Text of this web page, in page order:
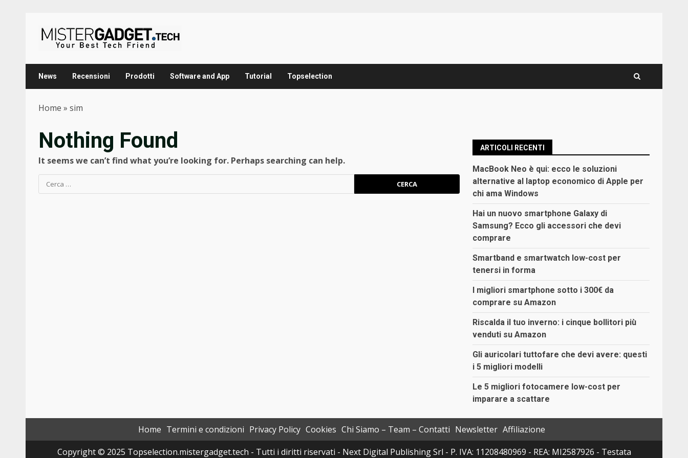
content
News Recensioni Prodotti Software and App Tutorial Topselection
Home » sim
Nothing Found
It seems we can’t find what you’re looking for. Perhaps searching can help.
Ricerca
per:
ARTICOLI RECENTI
MacBook Neo è qui: ecco le soluzioni
alternative al laptop economico di Apple per
chi ama Windows
Hai un nuovo smartphone Galaxy di
Samsung? Ecco gli accessori che devi
comprare
Smartband e smartwatch low-cost per
tenersi in forma
I migliori smartphone sotto i 300€ da
comprare su Amazon
Riscalda il tuo inverno: i cinque bollitori più
venduti su Amazon
Gli auricolari tuttofare che devi avere: questi
i 5 migliori modelli
Le 5 migliori fotocamere low-cost per
imparare a scattare
Home Termini e condizioni Privacy Policy Cookies Chi Siamo – Team – Contatti Newsletter Affiliazione
Copyright © 2025 Topselection.mistergadget.tech - Tutti i diritti riservati - Next Digital Publishing Srl - P. IVA: 11208480969 - REA: MI2587926 - Testata